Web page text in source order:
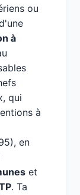
ou
à
qui
à
en
et
. Ta